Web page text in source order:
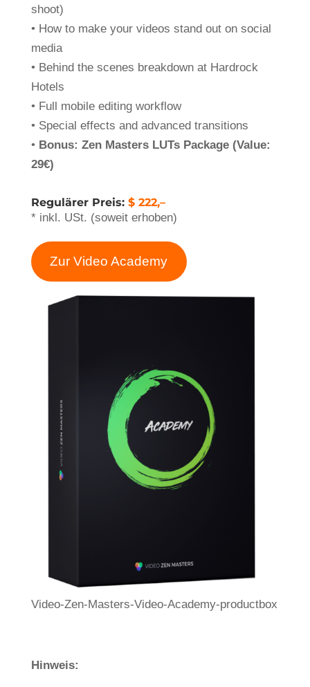
shoot)
• How to make your videos stand out on social
media
• Behind the scenes breakdown at Hardrock
Hotels
• Full mobile editing workflow
• Special effects and advanced transitions
• Bonus: Zen Masters LUTs Package (Value:
29€)
Regulärer Preis: $ 222,–
* inkl. USt. (soweit erhoben)
Zur Video Academy
Video-Zen-Masters-Video-Academy-productbox
Hinweis: